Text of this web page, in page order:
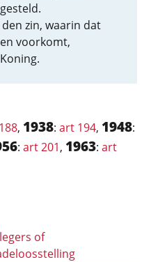
zin, waarin dat
voorkomt,
, 1938: art 194, 1948:
: art 201, 1963: art
of